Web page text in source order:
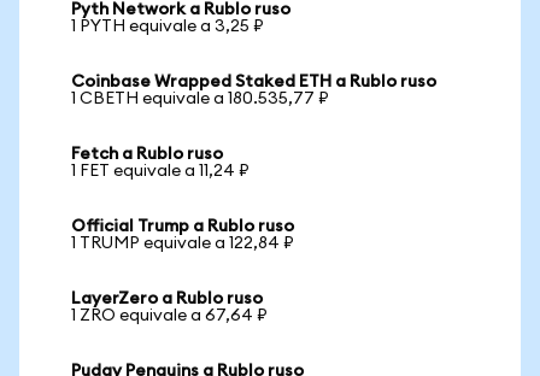
Pyth Network a Rublo ruso
1 PYTH equivale a 3,25 ₽
Coinbase Wrapped Staked ETH a Rublo ruso
1 CBETH equivale a 180.535,77 ₽
Fetch a Rublo ruso
1 FET equivale a 11,24 ₽
Official Trump a Rublo ruso
1 TRUMP equivale a 122,84 ₽
LayerZero a Rublo ruso
1 ZRO equivale a 67,64 ₽
Pudgy Penguins a Rublo ruso